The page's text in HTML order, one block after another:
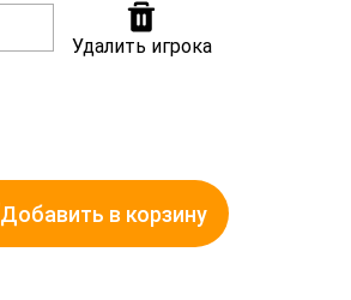
Удалить игрока
Добавить в корзину